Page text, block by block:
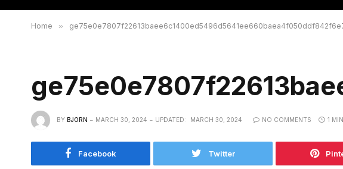
Home »
BY BJORN MARCH 30, 2024 UPDATED: MARCH 30, 2024 NO COMMENTS 1
Facebook Twitter